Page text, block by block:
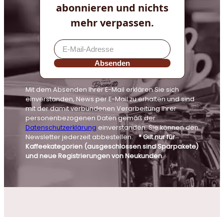
abonnieren und nichts
mehr verpassen.
Absenden
Mit dem Absenden Ihrer E-Mail erklären Sie sich
einverstanden, News per E-Mail zu erhalten und sind
mit der damit verbundenen Verarbeitung Ihrer
personenbezogenen Daten gemäß der
Datenschutzerklärung einverstanden. Sie können den
Newsletter jederzeit abbestellen.* Gilt nur für
Kaffeekategorien (ausgeschlossen sind Sparpakete)
und neue Registrierungen von Neukunden.